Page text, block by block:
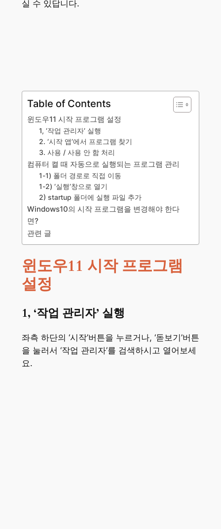
실 수 있답니다.
Table of Contents
윈도우11 시작 프로그램 설정
1, ‘작업 관리자’ 실행
2. ‘시작 앱’에서 프로그램 찾기
3. 사용 / 사용 안 함 처리
컴퓨터 켤 때 자동으로 실행되는 프로그램 관리
1-1) 폴더 경로로 직접 이동
1-2) ‘실행’창으로 열기
2) startup 폴더에 실행 파일 추가
Windows10의 시작 프로그램을 변경해야 한다
면?
관련 글
윈도우11 시작 프로그램
설정
1, ‘작업 관리자’ 실행
좌측 하단의 ‘시작’버튼을 누르거나, ‘돋보기’버튼
을 눌러서 ‘작업 관리자’를 검색하시고 열어보세
요.